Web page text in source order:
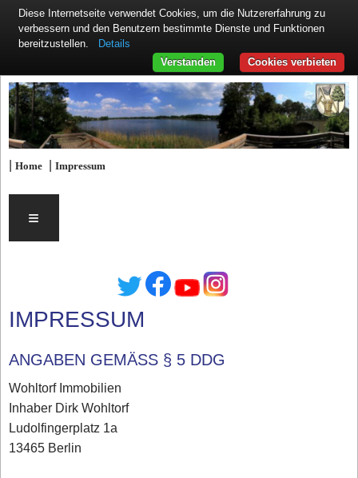
|Home |Impressum
≡
IMPRESSUM
ANGABEN GEMÄSS § 5 DDG
Wohltorf Immobilien
Inhaber Dirk Wohltorf
Ludolfingerplatz 1a
13465 Berlin
Diese Internetseite verwendet Cookies, um die Nutzererfahrung zu
verbessern und den Benutzern bestimmte Dienste und Funktionen
bereitzustellen.
Details
Cookies verbieten
Verstanden